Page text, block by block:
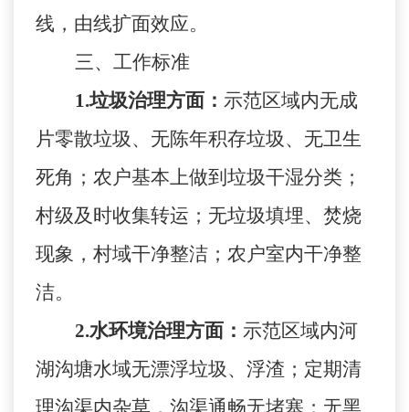
线，由线扩面效应。
三、工作标准
1.垃圾治理方面： 示范区域内无成
片零散垃圾、无陈年积存垃圾、无卫生
死角；农户基本上做到垃圾干湿分类；
村级及时收集转运；无垃圾填埋、焚烧
现象，村域干净整洁；农户室内干净整
洁。
2.水环境治理方面： 示范区域内河
湖沟塘水域无漂浮垃圾、浮渣；定期清
理沟渠内杂草，沟渠通畅无堵塞；无黑